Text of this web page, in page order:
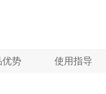
优势 使用指导